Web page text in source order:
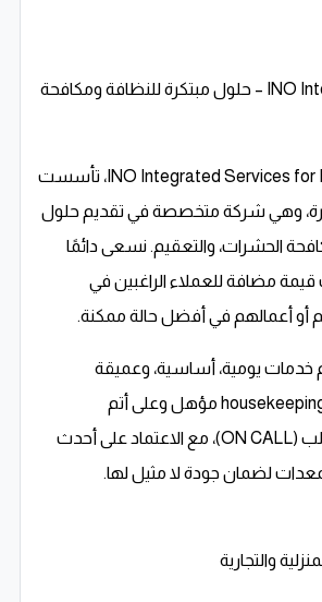
INO Integrated Services – حلول مبتكرة للنظافة ومكافحة
INO Integrated Services for Home & Business، تأسست
القاهرة، وهي شركة متخصصة في تقديم حلول
الحشرات، والتعقيم. نسعى دائمًا
مضافة للعملاء الراغبين في
أو أعمالهم في أفضل حالة ممكنة.
خدمات يومية، أساسية، وعميقة
للنظافة عبر فريق housekeeping مؤهل وعلى أتم
الاستعداد عند الطلب (ON CALL)، مع الاعتماد على أحدث
لضمان جودة لا مثيل لها.